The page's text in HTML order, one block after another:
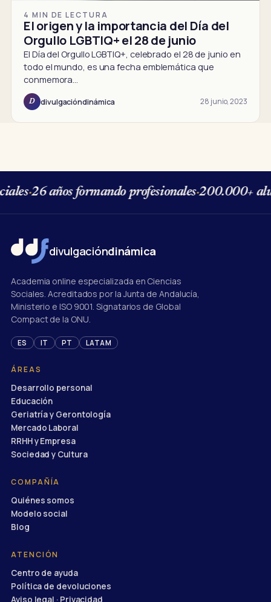
4 MIN DE LECTURA
El origen y la importancia del Día del
Orgullo LGBTIQ+ el 28 de junio
El Día del Orgullo LGBTIQ+, celebrado el 28 de junio en
todo el mundo, es una fecha emblemática que
conmemora…
D divulgacióndinámica 28 junio, 2023
·26 años formando profesionales·200.000+
divulgacióndinámica
Academia online especializada en Ciencias
Sociales. Acreditados por la Junta de Andalucía,
Ministerio e ISO 9001. Signatarios de Global
Compact de la ONU.
ES IT PT LATAM
ÁREAS
Desarrollo personal
Educación
Geriatría y Gerontología
Mercado Laboral
RRHH y Empresa
Sociedad y Cultura
COMPAÑÍA
Quiénes somos
Modelo social
Blog
ATENCIÓN
Centro de ayuda
Política de devoluciones